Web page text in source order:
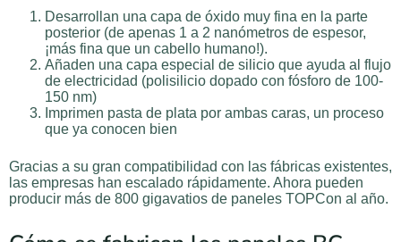
Desarrollan una capa de óxido muy fina en la parte
posterior (de apenas 1 a 2 nanómetros de espesor,
¡más fina que un cabello humano!).
Añaden una capa especial de silicio que ayuda al flujo
de electricidad (polisilicio dopado con fósforo de 100-
150 nm)
Imprimen pasta de plata por ambas caras, un proceso
que ya conocen bien
Gracias a su gran compatibilidad con las fábricas existentes,
las empresas han escalado rápidamente. Ahora pueden
producir más de 800 gigavatios de paneles TOPCon al año.